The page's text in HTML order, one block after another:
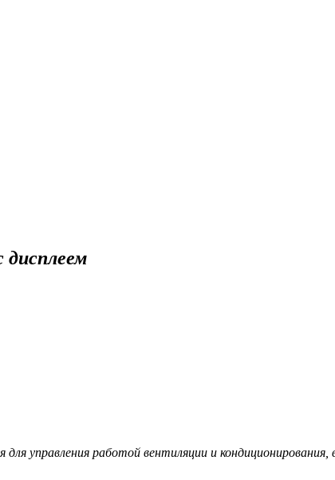
дисплеем
управления работой вентиляции и